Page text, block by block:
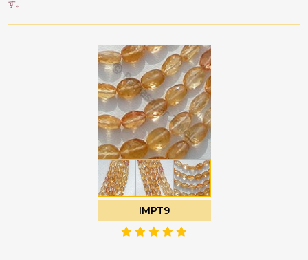
す。
IMPT9